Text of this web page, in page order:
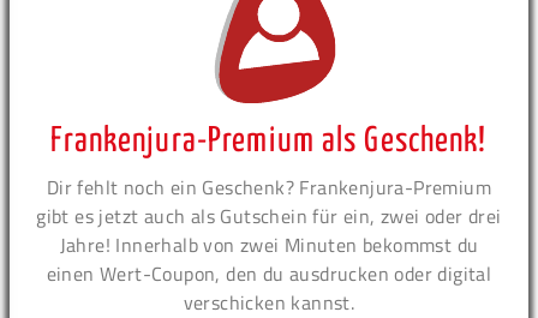
Frankenjura-Premium als Geschenk!
Dir fehlt noch ein Geschenk? Frankenjura-Premium
gibt es jetzt auch als Gutschein für ein, zwei oder drei
Jahre! Innerhalb von zwei Minuten bekommst du
einen Wert-Coupon, den du ausdrucken oder digital
verschicken kannst.